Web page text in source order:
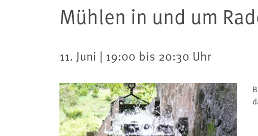
Mühlen in und um
11. Juni | 19:00 bis 20:30 Uhr